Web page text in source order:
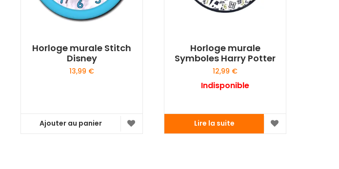
Horloge murale Stitch
Disney
13,99 €
Ajouter au panier
Horloge murale
Symboles Harry Potter
12,99 €
Indisponible
Lire la suite